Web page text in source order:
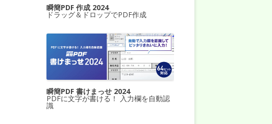
瞬簡PDF 作成 2024
ドラッグ＆ドロップでPDF作成
瞬簡PDF 書けまっせ 2024
PDFに文字が書ける！ 入力欄を自動認
識